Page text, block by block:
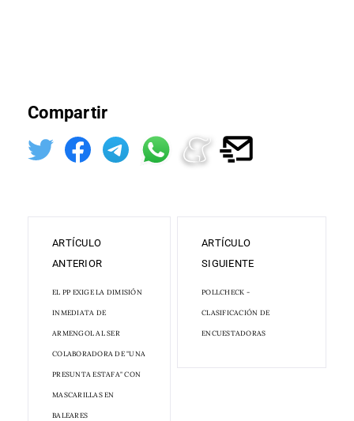
Compartir
ARTÍCULO
ANTERIOR
EL PP EXIGE LA DIMISIÓN
INMEDIATA DE
ARMENGOL AL SER
COLABORADORA DE "UNA
PRESUNTA ESTAFA" CON
MASCARILLAS EN
BALEARES
ARTÍCULO
SIGUIENTE
POLLCHECK -
CLASIFICACIÓN DE
ENCUESTADORAS